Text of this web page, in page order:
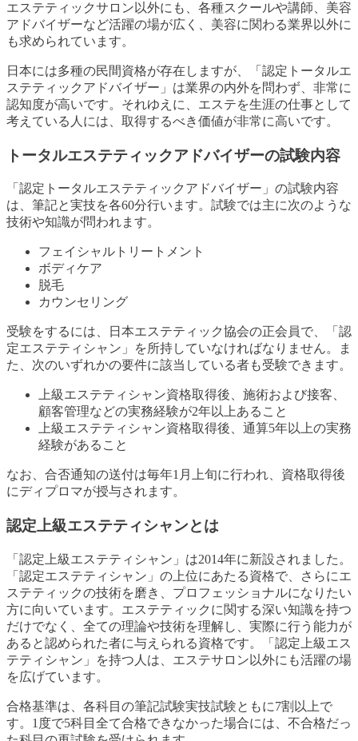
エステティックサロン以外にも、各種スクールや講師、美容
アドバイザーなど活躍の場が広く、美容に関わる業界以外に
も求められています。
日本には多種の民間資格が存在しますが、「認定トータルエ
ステティックアドバイザー」は業界の内外を問わず、非常に
認知度が高いです。それゆえに、エステを生涯の仕事として
考えている人には、取得するべき価値が非常に高いです。
トータルエステティックアドバイザーの試験内容
「認定トータルエステティックアドバイザー」の試験内容
は、筆記と実技を各60分行います。試験では主に次のような
技術や知識が問われます。
フェイシャルトリートメント
ボディケア
脱毛
カウンセリング
受験をするには、日本エステティック協会の正会員で、「認
定エステティシャン」を所持していなければなりません。ま
た、次のいずれかの要件に該当している者も受験できます。
上級エステティシャン資格取得後、施術および接客、
顧客管理などの実務経験が2年以上あること
上級エステティシャン資格取得後、通算5年以上の実務
経験があること
なお、合否通知の送付は毎年1月上旬に行われ、資格取得後
にディプロマが授与されます。
認定上級エステティシャンとは
「認定上級エステティシャン」は2014年に新設されました。
「認定エステティシャン」の上位にあたる資格で、さらにエ
ステティックの技術を磨き、プロフェッショナルになりたい
方に向いています。エステティックに関する深い知識を持つ
だけでなく、全ての理論や技術を理解し、実際に行う能力が
あると認められた者に与えられる資格です。「認定上級エス
テティシャン」を持つ人は、エステサロン以外にも活躍の場
を広げています。
合格基準は、各科目の筆記試験実技試験ともに7割以上で
す。1度で5科目全て合格できなかった場合には、不合格だっ